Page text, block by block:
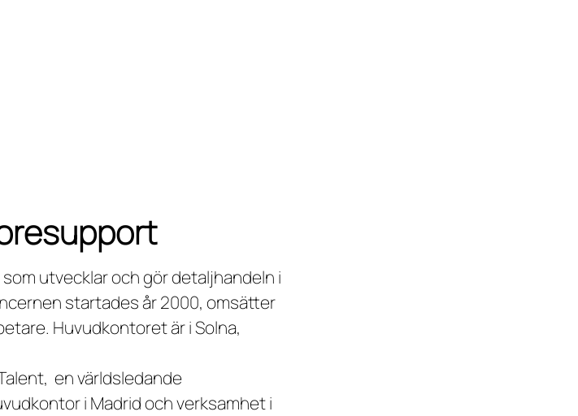
utvecklar och gör detaljhandeln i
startades år 2000, omsätter
Huvudkontoret är i Solna,
en världsledande
i Madrid och verksamhet i